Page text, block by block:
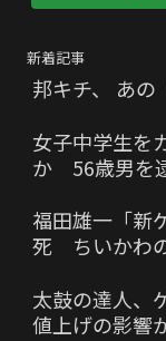
新着記事
邦キチ、 あ
女子中学生を
か 56歳男を
福田雄一「新
死 ちいかわ
太鼓の達人、
値上げの影響